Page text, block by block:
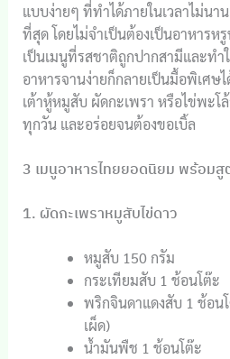
แบบง่ายๆ ที่ทำได้ภายในเวลาไม่น
ที่สุด โดยไม่จำเป็นต้องเป็นอาหารห
เป็นเมนูที่รสชาติถูกปากสามีและทำใ
อาหารจานง่ายก็กลายเป็นมื้อพิเศษ
เต้าหู้หมูสับ ผัดกะเพรา หรือไข่พะโ
ทุกวัน และอร่อยจนต้องขอเบิ้ล
3 เมนูอาหารไทยยอดนิยม พร้อมสู
1. ผัดกะเพราหมูสับไข่ดาว
หมูสับ 150 กรัม
กระเทียมสับ 1 ช้อนโต๊ะ
พริกจินดาแดงสับ 1 ช้อน
เผ็ด)
น้ำมันพืช 1 ช้อนโต๊ะ